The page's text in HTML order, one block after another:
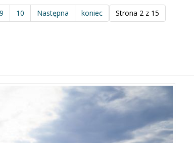
Strona 2 z 15
9 10 Następna koniec